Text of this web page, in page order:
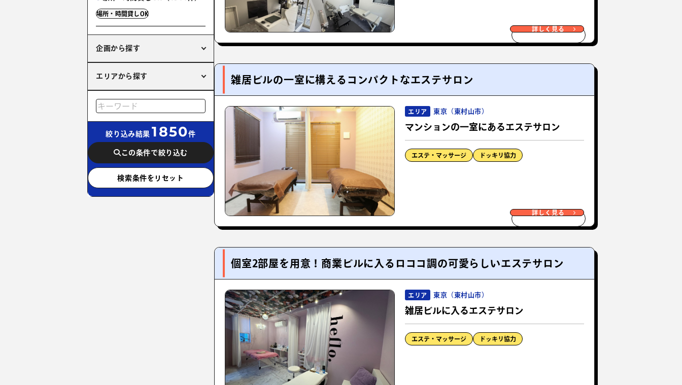
詳しく見る
雑居ビルの一室に構えるコンパクトなエステサロン
エリア 東京（東村山市）
マンションの一室にあるエステサロン
エステ・マッサージ ドッキリ協力
詳しく見る
個室2部屋を用意！商業ビルに入るロココ調の可愛らしいエステサロン
エリア 東京（東村山市）
雑居ビルに入るエステサロン
エステ・マッサージ ドッキリ協力
場所・時間貸しOK
企画から探す
エリアから探す
絞り込み結果 1850件
この条件で絞り込む
検索条件をリセット